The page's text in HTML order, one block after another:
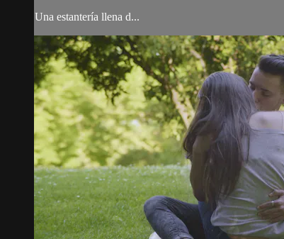
Una estantería llena d...